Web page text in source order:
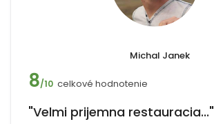
Michal Janek
8/10 celkové hodnotenie
"Velmi prijemna restauracia..."